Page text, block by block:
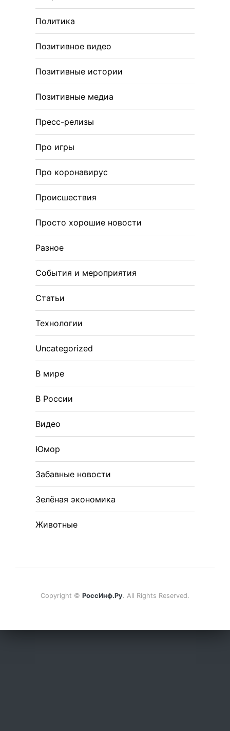
Политика
Позитивное видео
Позитивные истории
Позитивные медиа
Пресс-релизы
Про игры
Про коронавирус
Происшествия
Просто хорошие новости
Разное
События и мероприятия
Статьи
Технологии
Uncategorized
В мире
В России
Видео
Юмор
Забавные новости
Зелёная экономика
Животные
Copyright © РоссИнф.Ру. All Rights Reserved.